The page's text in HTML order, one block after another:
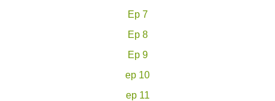
Ep 7
Ep 8
Ep 9
ep 10
ep 11